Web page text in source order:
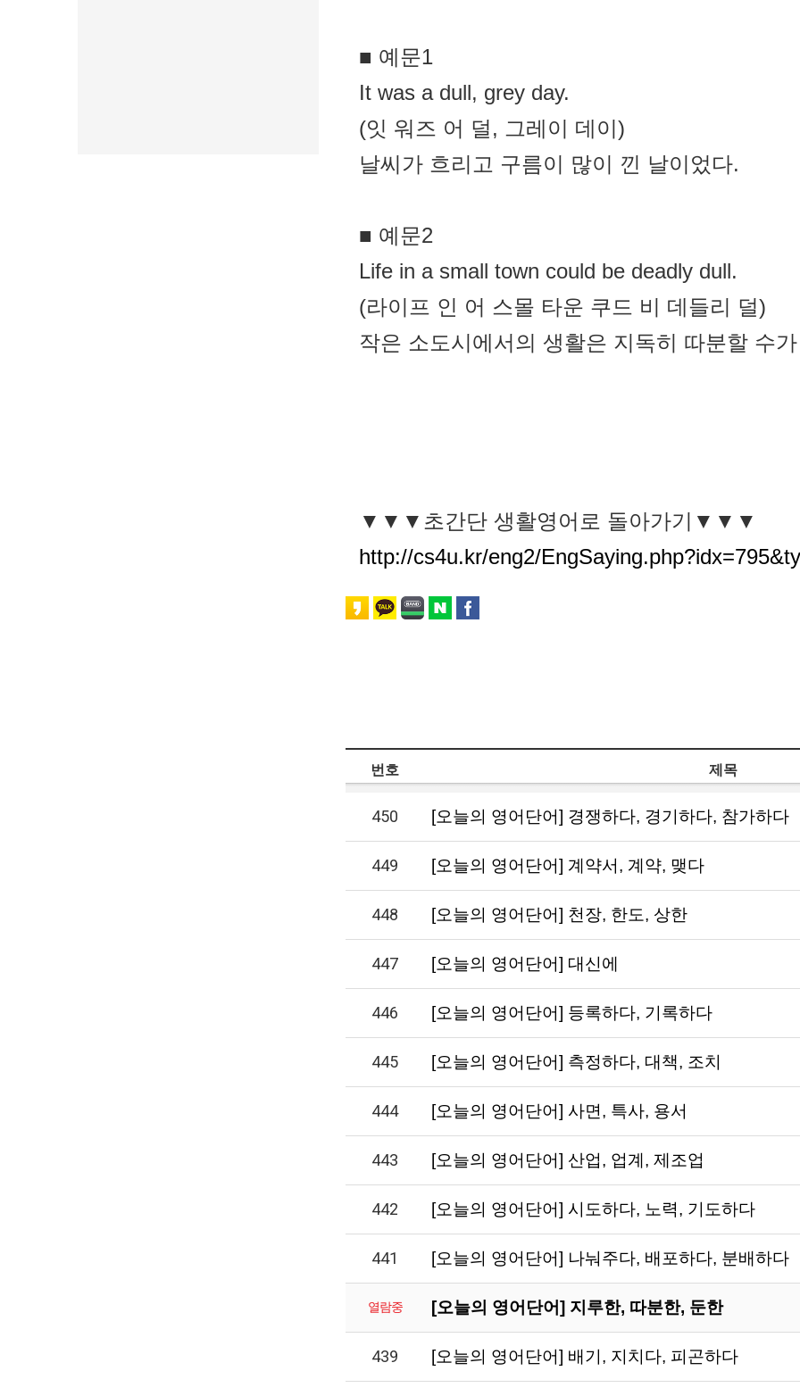
■ 예문1
It was a dull, grey day.
(잇 워즈 어 덜, 그레이 데이)
날씨가 흐리고 구름이 많이 낀 날이었다.
■ 예문2
Life in a small town could be deadly dull.
(라이프 인 어 스몰 타운 쿠드 비 데들리 덜)
작은 소도시에서의 생활은 지독히 따분할 수
▼▼▼초간단 생활영어로 돌아가기▼▼▼
http://cs4u.kr/eng2/
번호 제목
450 [오늘의 영어단어] 경쟁하다, 경기하다, 참가하다
449 [오늘의 영어단어] 계약서, 계약, 맺다
448 [오늘의 영어단어] 천장, 한도, 상한
447 [오늘의 영어단어] 대신에
446 [오늘의 영어단어] 등록하다, 기록하다
445 [오늘의 영어단어] 측정하다, 대책, 조치
444 [오늘의 영어단어] 사면, 특사, 용서
443 [오늘의 영어단어] 산업, 업계, 제조업
442 [오늘의 영어단어] 시도하다, 노력, 기도하다
441 [오늘의 영어단어] 나눠주다, 배포하다, 분배하다
열람중 [오늘의 영어단어] 지루한, 따분한, 둔한
439 [오늘의 영어단어] 배기, 지치다, 피곤하다